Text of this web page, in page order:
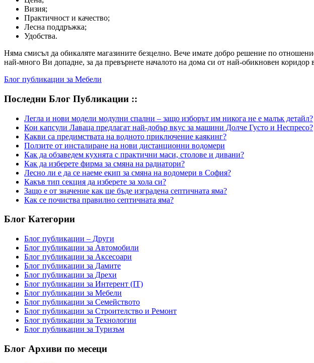
Визия;
Практичност и качество;
Лесна поддръжка;
Удобства.
Няма смисъл да обикаляте магазините безцелно. Вече имате добро решение по
най-много Ви допадне, за да превърнете началото на дома си от най-обикновен коридор
Блог публикации за Мебели
Последни Блог Публикации ::
Легла и нови модели модулни спални – защо изборът им никога не е малък детайл?
Кои капсули Лаваца предлагат най-добър вкус за машини Долче Густо и Неспресо?
Какви са предимствата на водното приключение каякинг?
Ползите от инсталиране на нови дистанционни водомери
Как да обзаведем кухнята с практични маси, столове и дивани?
Как да изберете фирма за смяна на радиатори?
Лесно ли е да се наеме екип за смяна на водомери в София?
Какъв тип секция да изберете за хола си?
Защо е от значение как ще бъде изградена септичната яма?
Как се почиства правилно септичната яма?
Блог Категории
Блог публикации – Други
Блог публикации за Автомобили
Блог публикации за Аксесоари
Блог публикации за Дамите
Блог публикации за Дрехи
Блог публикации за Интерент (IT)
Блог публикации за Мебели
Блог публикации за Семейството
Блог публикации за Строителство и Ремонт
Блог публикации за Технологии
Блог публикации за Туризъм
Блог Архиви по месеци